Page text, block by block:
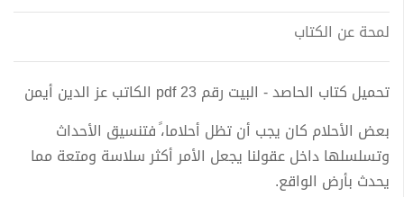
لمحة عن الكتاب
تحميل كتاب الحاصد - البيت رقم 23 pdf الكاتب عز الدين أيمن
بعض الأحلام كان يجب أن تظل أحلاما،ً فتنسيق الأحداث
وتسلسلها داخل عقولنا يجعل الأمر أكثر سلاسة ومتعة مما
يحدث بأرض الواقع.